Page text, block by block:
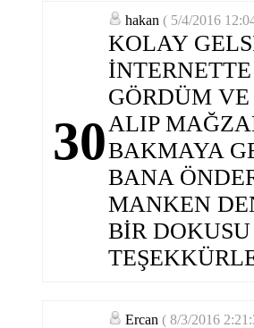
30
hakan ( 5/4/2016
KOLAY
GÖRDÜM
ALIP
BAKMAYA
BANA
MANKEN
BİR
Ercan ( 8/3/2016